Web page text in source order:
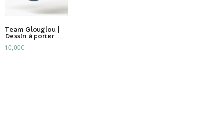
Team Glouglou |
Dessin à porter
10,00€